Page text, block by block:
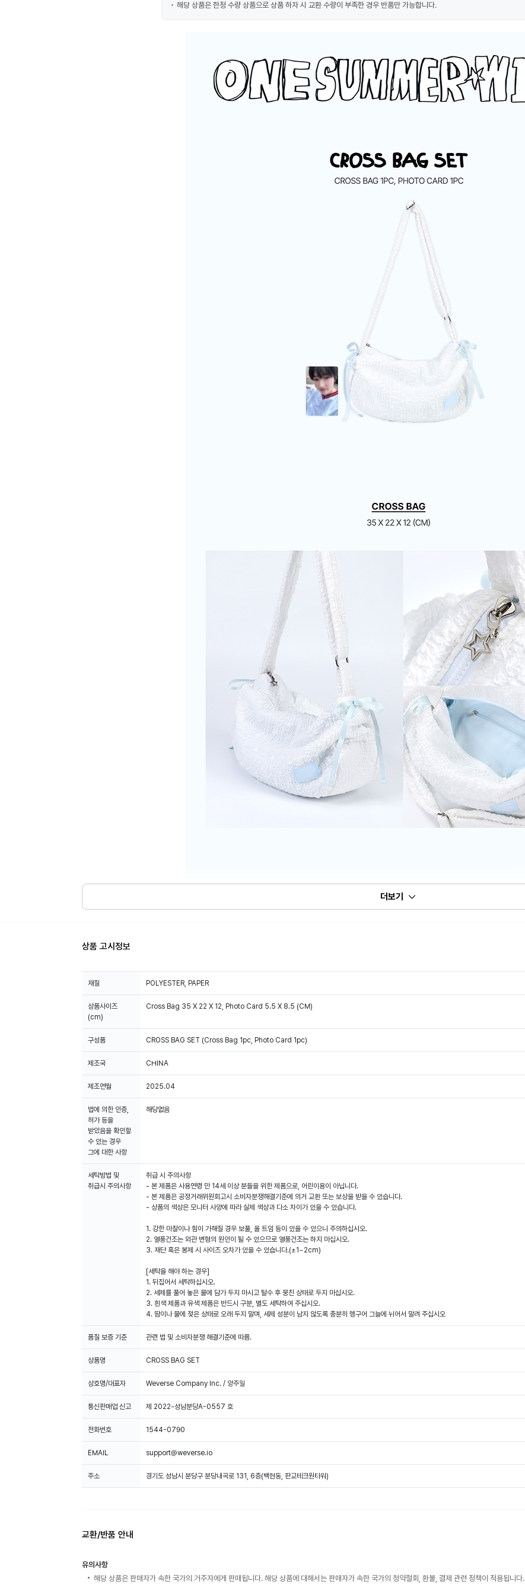
해당 상품은 한정 수량 상품으로 상품 하자 시 교환 수량이 부족한 경우 반품만 가능합니다.
더보기
상품 고시정보
재질 POLYESTER, PAPER
상품사이즈
(cm)
Cross Bag 35 X 22 X 12, Photo Card 5.5 X 8.5 (CM)
구성품 CROSS BAG SET (Cross Bag 1pc, Photo Card 1pc)
제조국 CHINA
제조연월 2025.04
법에 의한 인증,
허가 등을
받았음을 확인할
수 있는 경우
그에 대한 사항
해당없음
세탁방법 및
취급시 주의사항
취급 시 주의사항
- 본 제품은 사용연령 만 14세 이상 분들을 위한 제품으로, 어린이용이 아닙니다.
- 본 제품은 공정거래위원회고시 소비자분쟁해결기준에 의거 교환 또는 보상을 받을 수 있습니다.
- 상품의 색상은 모니터 사양에 따라 실제 색상과 다소 차이가 있을 수 있습니다.
1. 강한 마찰이나 힘이 가해질 경우 보풀, 올 트임 등이 있을 수 있으니 주의하십시오.
2. 열풍건조는 외관 변형의 원인이 될 수 있으므로 열풍건조는 하지 마십시오.
3. 재단 혹은 봉제 시 사이즈 오차가 있을 수 있습니다.(±1~2cm)
[세탁을 해야 하는 경우]
1. 뒤집어서 세탁하십시오.
2. 세제를 풀어 놓은 물에 담가 두지 마시고 탈수 후 뭉친 상태로 두지 마십시오.
3. 흰색 제품과 유색 제품은 반드시 구분, 별도 세탁하여 주십시오.
4. 땀이나 물에 젖은 상태로 오래 두지 말며, 세제 성분이 남지 않도록 충분히 헹구어 그늘에 뉘어서 말려 주십시오
품질 보증 기준 관련 법 및 소비자분쟁 해결기준에 따름.
상품명 CROSS BAG SET
상호명/대표자 Weverse Company Inc. / 양주일
통신판매업 신고 제 2022-성남분당A-0557 호
전화번호 1544-0790
EMAIL support@weverse.io
주소 경기도 성남시 분당구 분당내곡로 131, 6층(백현동, 판교테크원타워)
교환/반품 안내
유의사항
해당 상품은 판매자가 속한 국가의 거주자에게 판매됩니다. 해당 상품에 대해서는 판매자가 속한 국가의 청약철회, 환불, 결제 관련 정책이 적용됩니다.